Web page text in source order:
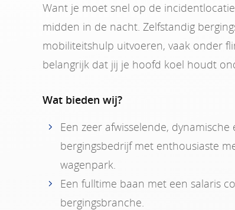
Want je moet snel op de
midden in de nacht. Zelfstandig
mobiliteitshulp uitvoeren, vaak onder
belangrijk dat jij je hoofd koel houdt
Wat bieden wij?
Een zeer afwisselende,
bergingsbedrijf met enthousiaste
wagenpark.
Een fulltime baan met een salaris
bergingsbranche.